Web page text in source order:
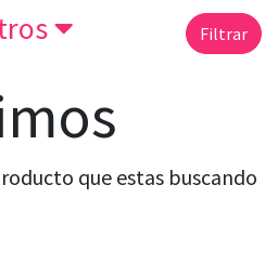
Filtrar
que estas buscando